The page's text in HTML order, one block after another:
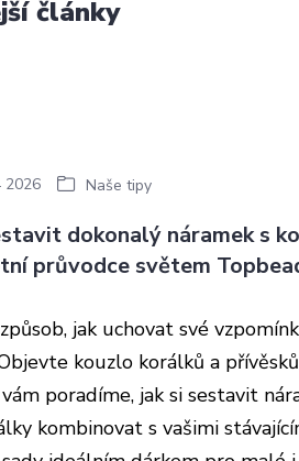
články
dokonalý náramek s
průvodce světem
2026 Naše tipy
jak uchovat své
kouzlo korálků a
poradíme, jak si sestavit
kombinovat s vašimi